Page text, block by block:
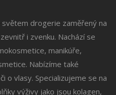
drogerie zaměřený na
i zvenku. Nachází se
manikúře,
Nabízíme také
o vlasy. Specializujeme se na
výživy jako jsou kolagen,